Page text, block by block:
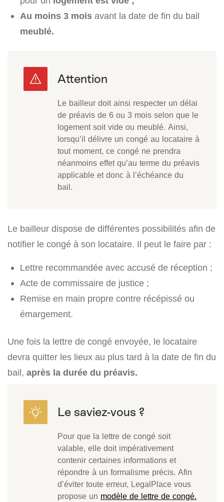
Au moins 3 mois avant la date de fin du bail
meublé.
Le bailleur doit ainsi respecter un délai
de préavis de 6 ou 3 mois selon que le
logement soit vide ou meublé. Ainsi,
lorsqu’il délivre un congé au locataire à
tout moment, ce congé ne prendra
néanmoins effet qu’au terme du préavis
applicable et donc à l’échéance du
bail.
Le bailleur dispose de différentes possibilités afin de
notifier le congé à son locataire. Il peut le faire par :
Lettre recommandée avec accusé de réception ;
Acte de commissaire de justice ;
Remise en main propre contre récépissé ou
émargement.
Une fois la lettre de congé envoyée, le locataire
devra quitter les lieux au plus tard à la date de fin du
bail, après la durée du préavis.
Pour que la lettre de congé soit
valable, elle doit impérativement
contenir certaines informations et
répondre à un formalisme précis. Afin
d’éviter toute erreur, LegalPlace vous
propose un modèle de lettre de congé.